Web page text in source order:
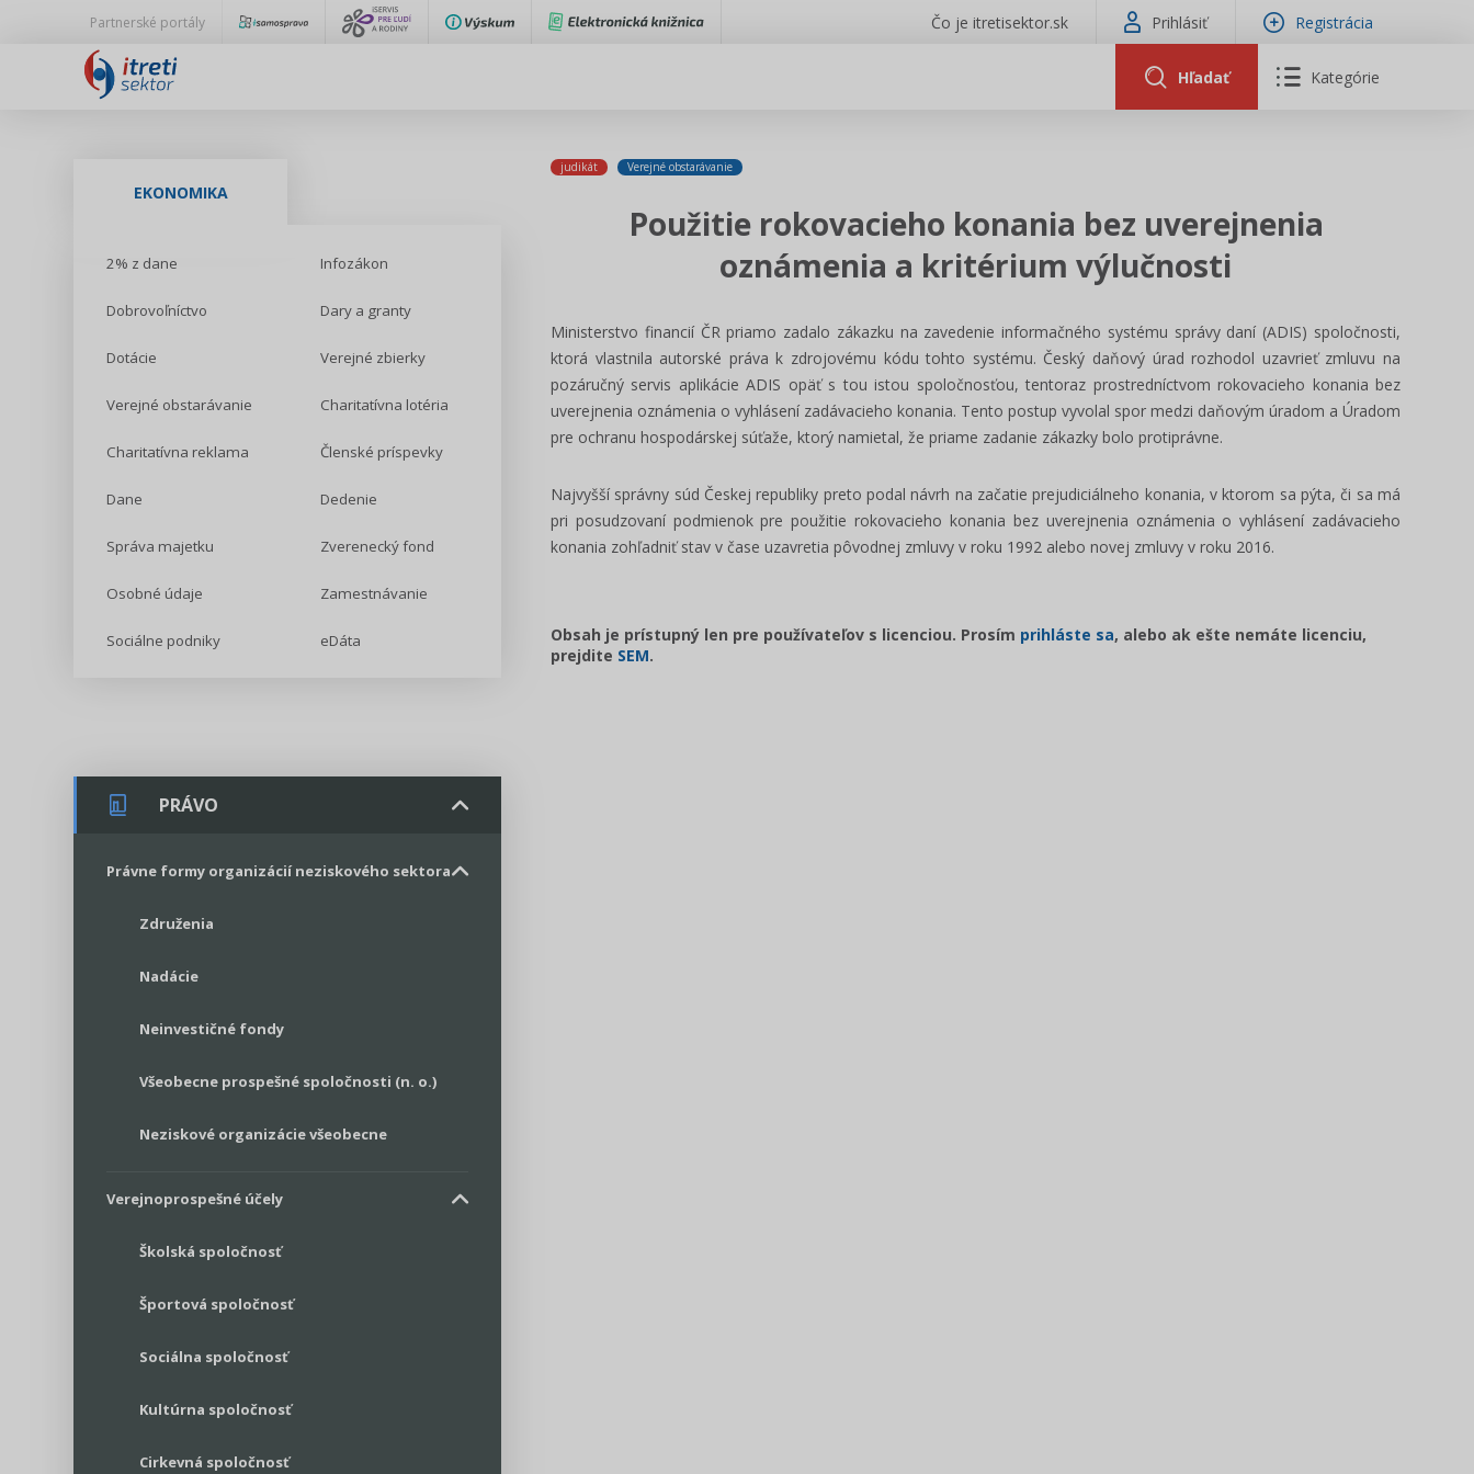
Partnerské portály Čo je itretisektor.sk Prihlásiť Registrácia
Hľadať Kategórie
EKONOMIKA
2% z dane Infozákon
Dobrovoľníctvo Dary a granty
Dotácie Verejné zbierky
Verejné obstarávanie Charitatívna lotéria
Charitatívna reklama Členské príspevky
Dane Dedenie
Správa majetku Zverenecký fond
Osobné údaje Zamestnávanie
Sociálne podniky eDáta
PRÁVO
Právne formy organizácií neziskového sektora
Združenia
Nadácie
Neinvestičné fondy
Všeobecne prospešné spoločnosti (n. o.)
Neziskové organizácie všeobecne
Verejnoprospešné účely
Školská spoločnosť
Športová spoločnosť
Sociálna spoločnosť
Kultúrna spoločnosť
Cirkevná spoločnosť
judikát Verejné obstarávanie
Použitie rokovacieho konania bez uverejnenia
oznámenia a kritérium výlučnosti
Ministerstvo financií ČR priamo zadalo zákazku na zavedenie informačného systému správy daní (ADIS) spoločnosti,
ktorá vlastnila autorské práva k zdrojovému kódu tohto systému. Český daňový úrad rozhodol uzavrieť zmluvu na
pozáručný servis aplikácie ADIS opäť s tou istou spoločnosťou, tentoraz prostredníctvom rokovacieho konania bez
uverejnenia oznámenia o vyhlásení zadávacieho konania. Tento postup vyvolal spor medzi daňovým úradom a Úradom
pre ochranu hospodárskej súťaže, ktorý namietal, že priame zadanie zákazky bolo protiprávne.
Najvyšší správny súd Českej republiky preto podal návrh na začatie prejudiciálneho konania, v ktorom sa pýta, či sa má
pri posudzovaní podmienok pre použitie rokovacieho konania bez uverejnenia oznámenia o vyhlásení zadávacieho
konania zohľadniť stav v čase uzavretia pôvodnej zmluvy v roku 1992 alebo novej zmluvy v roku 2016.
Obsah je prístupný len pre používateľov s licenciou. Prosím prihláste sa, alebo ak ešte nemáte licenciu,
prejdite SEM.